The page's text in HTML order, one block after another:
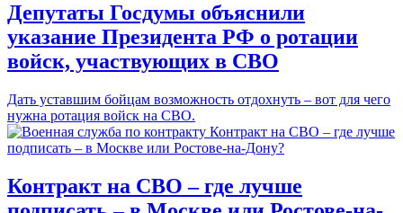
Депутаты Госдумы объяснили
указание Президента РФ о ротации
войск, участвующих в СВО
Дать уставшим бойцам возможность отдохнуть – вот для чего
нужна ротация войск на СВО.
Контракт на СВО – где лучше